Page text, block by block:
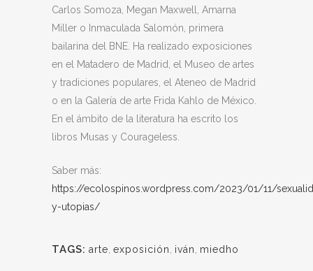
Carlos Somoza, Megan Maxwell, Amarna
Miller o Inmaculada Salomón, primera
bailarina del BNE. Ha realizado exposiciones
en el Matadero de Madrid, el Museo de artes
y tradiciones populares, el Ateneo de Madrid
o en la Galería de arte Frida Kahlo de México.
En el ámbito de la literatura ha escrito los
libros Musas y Courageless.
Saber más:
https://ecolospinos.wordpress.com/2023/01/11/
y-utopias/
TAGS: arte exposición iván miedho